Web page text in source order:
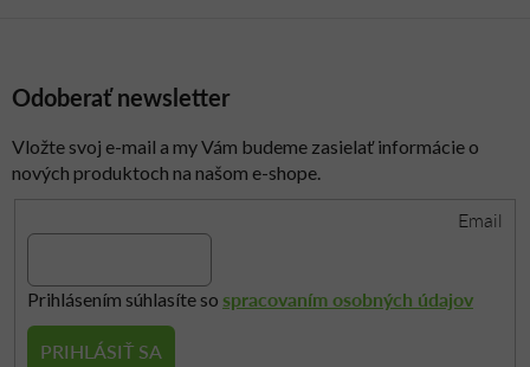
Odoberať newsletter
Vložte svoj e-mail a my Vám budeme zasielať informácie o
nových produktoch na našom e-shope.
Email
Prihlásením súhlasíte so spracovaním osobných údajov
PRIHLÁSIŤ SA